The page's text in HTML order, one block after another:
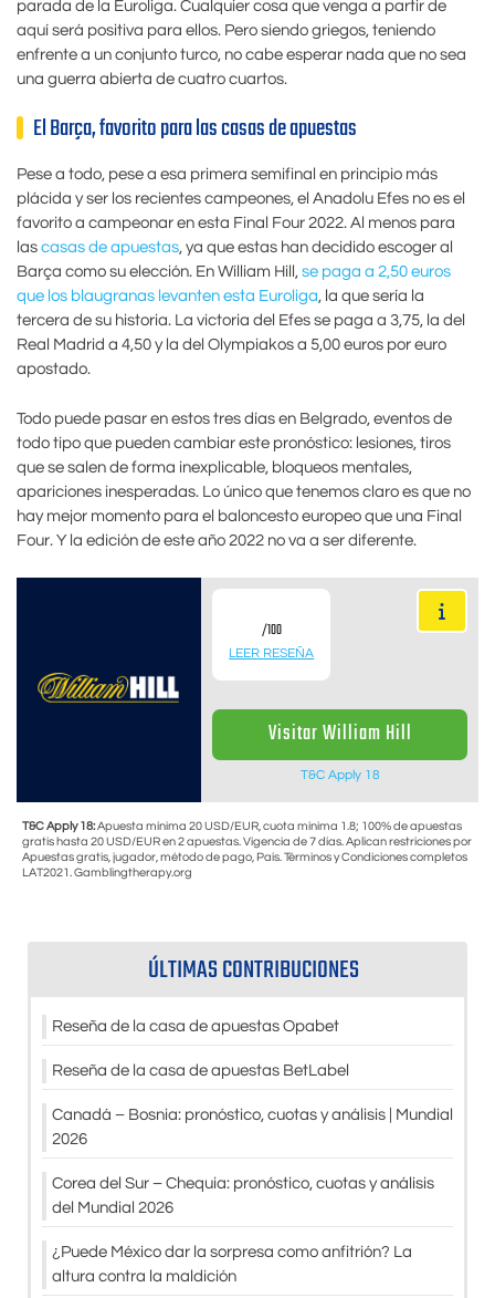
parada de la Euroliga. Cualquier cosa que venga a partir de
aquí será positiva para ellos. Pero siendo griegos, teniendo
enfrente a un conjunto turco, no cabe esperar nada que no sea
una guerra abierta de cuatro cuartos.
El Barça, favorito para las casas de apuestas
Pese a todo, pese a esa primera semifinal en principio más
plácida y ser los recientes campeones, el Anadolu Efes no es el
favorito a campeonar en esta Final Four 2022. Al menos para
las casas de apuestas, ya que estas han decidido escoger al
Barça como su elección. En William Hill, se paga a 2,50 euros
que los blaugranas levanten esta Euroliga, la que sería la
tercera de su historia. La victoria del Efes se paga a 3,75, la del
Real Madrid a 4,50 y la del Olympiakos a 5,00 euros por euro
apostado.
Todo puede pasar en estos tres días en Belgrado, eventos de
todo tipo que pueden cambiar este pronóstico: lesiones, tiros
que se salen de forma inexplicable, bloqueos mentales,
apariciones inesperadas. Lo único que tenemos claro es que no
hay mejor momento para el baloncesto europeo que una Final
Four. Y la edición de este año 2022 no va a ser diferente.
/100
LEER RESEÑA
Visitar William Hill
T&C Apply 18
T&C Apply 18:Apuesta mínima 20 USD/EUR, cuota mínima 1.8; 100% de apuestas
gratis hasta 20 USD/EUR en 2 apuestas. Vigencia de 7 días. Aplican restriciones por
Apuestas gratis, jugador, método de pago, País. Términos y Condiciones completos
LAT2021. Gamblingtherapy.org
ÚLTIMAS CONTRIBUCIONES
Reseña de la casa de apuestas Opabet
Reseña de la casa de apuestas BetLabel
Canadá – Bosnia: pronóstico, cuotas y análisis | Mundial
2026
Corea del Sur – Chequia: pronóstico, cuotas y análisis
del Mundial 2026
¿Puede México dar la sorpresa como anfitrión? La
altura contra la maldición